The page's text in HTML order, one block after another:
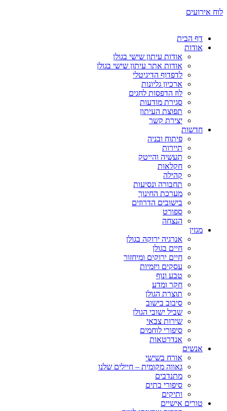
לוח אירועים
דף הבית
אודות
אודות עיתון שישי בגולן
אודות אתר עיתון שישי בגולן
לדפדוף הדיגיטלי
ארכיון גליונות
לוז הדפסות לחגים
סגירת מודעות
תפוצת העיתון
יצירת קשר
חדשות
פיתוח ובניה
תיירות
תעשיה והייטק
חקלאות
קהילה
תחבורה ונסיעות
מערכת החינוך
בישובים הדרוזים
ספורט
הנצחה
מגזין
אנרגיה ירוקה בגולן
חיים בגולן
חיים ירוקים ומיחזור
עסקים ויזמיות
טבע ונוף
חקר ומדע
תוצרת הגולן
סיבוב בישוב
שביל ישובי הגולן
שירות צבאי
סיפורי לוחמים
אנדרטאות
אנשים
אורח בשישי
גאווה מקומית – חיילים שלנו
מתנדבים
סיפורי בתים
ותיקים
טורים אישיים